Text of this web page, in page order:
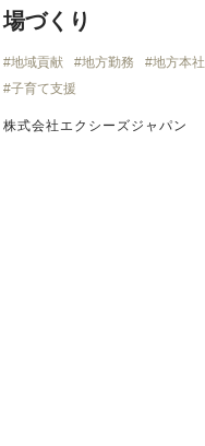
場づくり
地域貢献 地方勤務 地方本社
子育て支援
株式会社エクシーズジャパン